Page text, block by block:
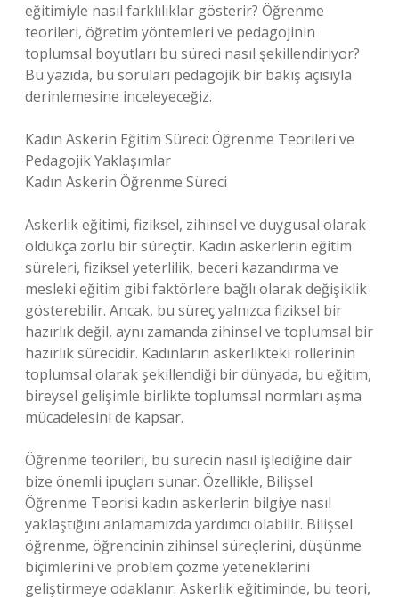
eğitimiyle nasıl farklılıklar gösterir? Öğrenme
teorileri, öğretim yöntemleri ve pedagojinin
toplumsal boyutları bu süreci nasıl şekillendiriyor?
Bu yazıda, bu soruları pedagojik bir bakış açısıyla
derinlemesine inceleyeceğiz.
Kadın Askerin Eğitim Süreci: Öğrenme Teorileri ve
Pedagojik Yaklaşımlar
Kadın Askerin Öğrenme Süreci
Askerlik eğitimi, fiziksel, zihinsel ve duygusal olarak
oldukça zorlu bir süreçtir. Kadın askerlerin eğitim
süreleri, fiziksel yeterlilik, beceri kazandırma ve
mesleki eğitim gibi faktörlere bağlı olarak değişiklik
gösterebilir. Ancak, bu süreç yalnızca fiziksel bir
hazırlık değil, aynı zamanda zihinsel ve toplumsal bir
hazırlık sürecidir. Kadınların askerlikteki rollerinin
toplumsal olarak şekillendiği bir dünyada, bu eğitim,
bireysel gelişimle birlikte toplumsal normları aşma
mücadelesini de kapsar.
Öğrenme teorileri, bu sürecin nasıl işlediğine dair
bize önemli ipuçları sunar. Özellikle, Bilişsel
Öğrenme Teorisi kadın askerlerin bilgiye nasıl
yaklaştığını anlamamızda yardımcı olabilir. Bilişsel
öğrenme, öğrencinin zihinsel süreçlerini, düşünme
biçimlerini ve problem çözme yeteneklerini
geliştirmeye odaklanır. Askerlik eğitiminde, bu teori,